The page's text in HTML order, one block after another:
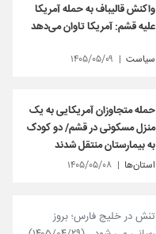
واکنش قالیباف به حمله آمریکا
علیه قشم: آمریکا تاوان می‌دهد
سیاست ۱۴۰۵/۰۵/۰۹
حمله متجاوزان آمریکایی به یک
منزل مسکونی در قشم/ دو کودک
به بیمارستان منتقل شدند
استان‌ها ۱۴۰۵/۰۵/۰۸
تنش در خلیج فارس؛ بروز